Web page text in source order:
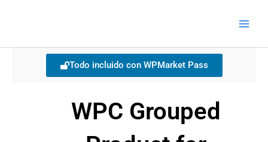
Todo incluido con WPMarket Pass
WPC Grouped